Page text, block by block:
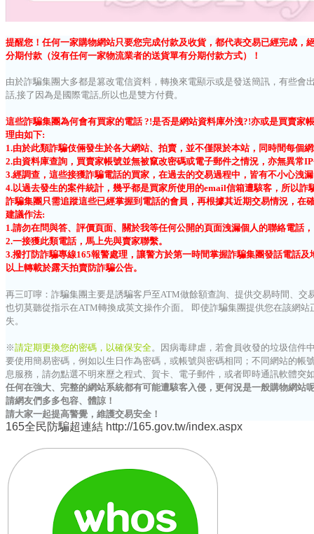
提醒您！任何一家購物網站只要您完成付款及收貨，都代表交易已經完成
分期付款（沒有任何一家物流業者的送貨單有分期付款方式）！
由於詐騙集團大多都是篡改電信資料，轉換來電顯示或是發送簡訊，有些
話,接了因為是國際電話,所以也是雙方付費。
這些詐騙集團為何會有買家的電話 ?!是否是網站資料庫外洩?!亦或是買賣
理由如下:
1.由於此類詐騙伎倆發生於各大網站、拍賣，並不僅限於本站，同時間每
2.由資料庫查詢，買賣家帳號並無被竄改密碼或電子郵件之情況，亦無異常
3.經調查，這些接獲詐騙電話的買家，在過去的交易過程中，皆有不小心洩
4.以過去發生的案件統計，幾乎都是買家所使用的email信箱遭駭客，所以
詐騙集團只需追蹤這些已經掌握到電話的會員，再根據其近期交易情況，在
建議作法:
1.請勿在問與答、評價頁面、關於我等任何公開的頁面洩漏個人的聯絡電話
2.一接獲此類電話，馬上先與賣家聯繫。
3.撥打防詐騙專線165報警處理，讓警方於第一時間掌握詐騙集團發話電話及
以上轉載於露天拍賣防詐騙公告。
再三叮嚀：詐騙集團主要是誘騙客戶至ATM做餘額查詢、提供交易時間、
也切莫聽從指示在ATM轉換成英文操作介面。
即使詐騙集團提供您在該網
失。
※請定期更換您的密碼，以確保安全。
因病毒肆虐，若會員收發的垃圾信件
要使用簡易密碼，例如以生日作為密碼，或帳號與密碼相同；不同網站的
息服務，請勿點選不明來歷之程式、賀卡、電子郵件，或者即時通訊軟體
任何在強大、完整的網站系統都有可能遭駭客入侵，更何況是一般購物網站
請網友們多多包容、體諒！
請大家一起提高警覺，維護交易安全！
165全民防騙超連結 http://165.gov.tw/index.aspx